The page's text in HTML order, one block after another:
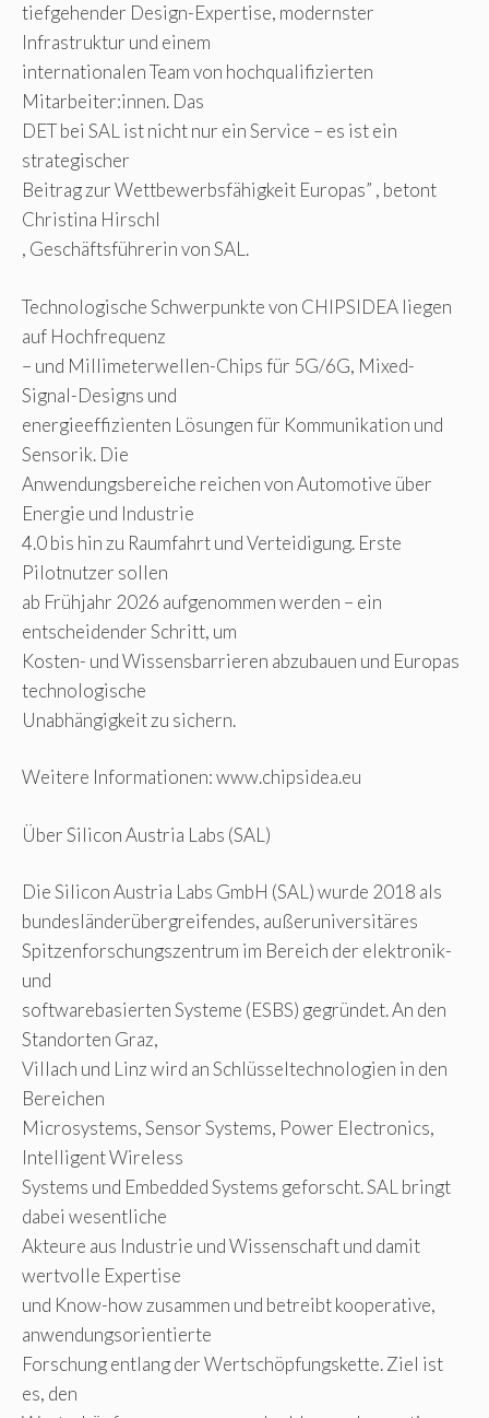
tiefgehender Design-Expertise, modernster
Infrastruktur und einem
internationalen Team von hochqualifizierten
Mitarbeiter:innen. Das
DET bei SAL ist nicht nur ein Service – es ist ein
strategischer
Beitrag zur Wettbewerbsfähigkeit Europas” , betont
Christina Hirschl
, Geschäftsführerin von SAL.
Technologische Schwerpunkte von CHIPSIDEA liegen
auf Hochfrequenz
– und Millimeterwellen-Chips für 5G/6G, Mixed-
Signal-Designs und
energieeffizienten Lösungen für Kommunikation und
Sensorik. Die
Anwendungsbereiche reichen von Automotive über
Energie und Industrie
4.0 bis hin zu Raumfahrt und Verteidigung. Erste
Pilotnutzer sollen
ab Frühjahr 2026 aufgenommen werden – ein
entscheidender Schritt, um
Kosten- und Wissensbarrieren abzubauen und Europas
technologische
Unabhängigkeit zu sichern.
Weitere Informationen: www.chipsidea.eu
Über Silicon Austria Labs (SAL)
Die Silicon Austria Labs GmbH (SAL) wurde 2018 als
bundesländerübergreifendes, außeruniversitäres
Spitzenforschungszentrum im Bereich der elektronik-
und
softwarebasierten Systeme (ESBS) gegründet. An den
Standorten Graz,
Villach und Linz wird an Schlüsseltechnologien in den
Bereichen
Microsystems, Sensor Systems, Power Electronics,
Intelligent Wireless
Systems und Embedded Systems geforscht. SAL bringt
dabei wesentliche
Akteure aus Industrie und Wissenschaft und damit
wertvolle Expertise
und Know-how zusammen und betreibt kooperative,
anwendungsorientierte
Forschung entlang der Wertschöpfungskette. Ziel ist
es, den